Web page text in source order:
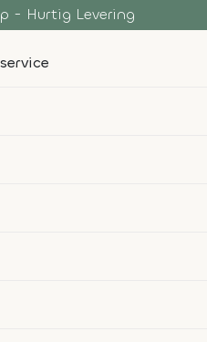
- Hurtig Levering